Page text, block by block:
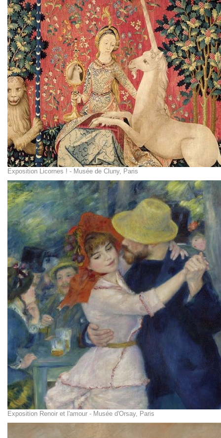
Exposition Licornes ! - Musée de Cluny, Paris
Exposition Renoir et l'amour - Musée d'Orsay, Paris